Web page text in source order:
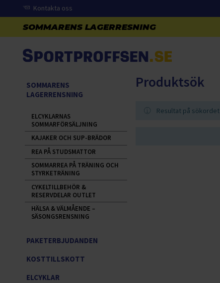
Kontakta oss
Produktsök
Resultat på sökordet
SOMMARENS
LAGERRENSNING
ELCYKLARNAS
SOMMARFÖRSÄLJNING
KAJAKER OCH SUP-BRÄDOR
REA PÅ STUDSMATTOR
SOMMARREA PÅ TRÄNING OCH
STYRKETRÄNING
CYKELTILLBEHÖR &
RESERVDELAR OUTLET
HÄLSA & VÄLMÅENDE –
SÄSONGSRENSNING
PAKETERBJUDANDEN
KOSTTILLSKOTT
ELCYKLAR